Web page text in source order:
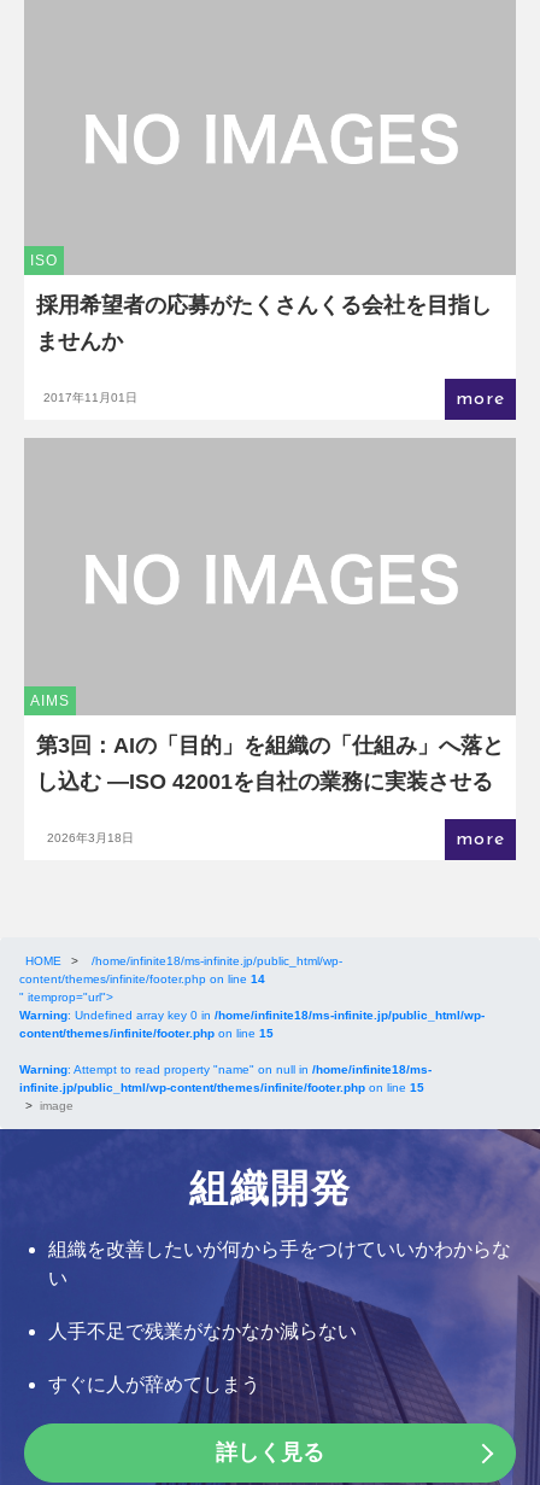
ISO
採用希望者の応募がたくさんくる会社を目指し
ませんか
2017年11月01日 more
AIMS
第3回：AIの「目的」を組織の「仕組み」へ落と
し込む ―ISO 42001を自社の業務に実装させる
2026年3月18日 more
HOME >
/home/infinite18/ms-infinite.jp/public_html/wp-
content/themes/infinite/footer.php on line 14
" itemprop="url">
Warning: Undefined array key 0 in /home/infinite18/ms-infinite.jp/public_html/wp-
content/themes/infinite/footer.php on line 15
Warning: Attempt to read property "name" on null in /home/infinite18/ms-
infinite.jp/public_html/wp-content/themes/infinite/footer.php on line 15
> image
組織開発
組織を改善したいが何から手をつけていいかわからな
い
人手不足で残業がなかなか減らない
すぐに人が辞めてしまう
詳しく見る